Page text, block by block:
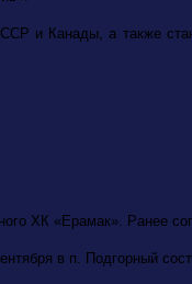
и Канады, а также
ХК «Ерамак». Ранее
в п. Подгорный